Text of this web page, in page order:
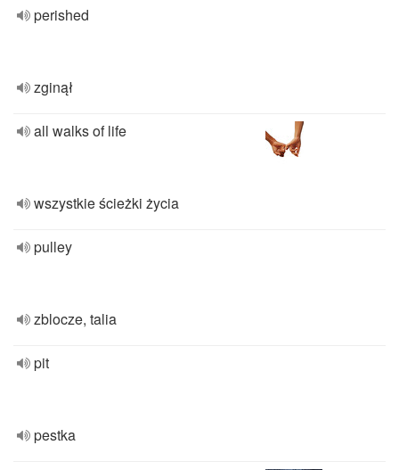
perished
zginął
all walks of life
wszystkie ścieżki życia
pulley
zblocze, talia
pit
pestka